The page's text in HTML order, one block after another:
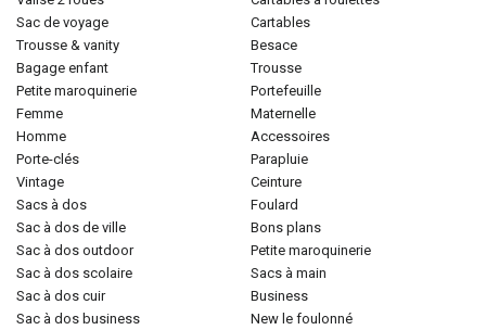
sac de voyage
trousse & vanity
bagage enfant
petite maroquinerie
femme
homme
porte-clés
vintage
sacs à dos
sac à dos de ville
sac à dos outdoor
sac à dos scolaire
sac à dos cuir
sac à dos business
cartables
besace
trousse
portefeuille
maternelle
accessoires
parapluie
ceinture
foulard
bons plans
petite maroquinerie
sacs à main
business
new le foulonné